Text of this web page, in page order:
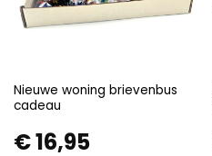
Nieuwe woning brievenbus
cadeau
€16,95